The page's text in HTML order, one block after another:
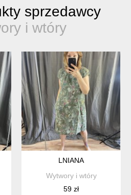
sprzedawcy
i wtóry
LNIANA
Wytwory i wtóry
59 zł